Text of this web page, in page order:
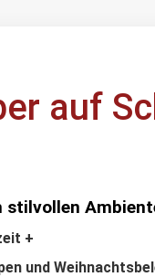
auf
stilvollen
+
und